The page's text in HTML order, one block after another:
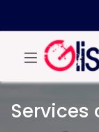
Services